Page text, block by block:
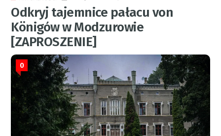
Odkryj tajemnice pałacu von
Königów w Modzurowie
[ZAPROSZENIE]
0